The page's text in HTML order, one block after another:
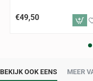
€49,50
BEKIJK OOK EENS MEER